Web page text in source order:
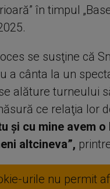
în timpul
se susţine că
a cânta la un
alăture turneului
ce relaţia lor
şi cu mine avem
altcineva”,
urile nu permit